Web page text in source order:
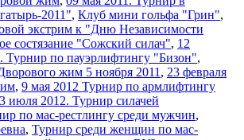
2011", Клуб мини гольфа "Грин",
экстрим к "Дню Независимости
состязание "Сожский силач", 12
Турнир по пауэрлифтингу "Бизон",
жим 5 ноября 2011 , 23 февраля
, 9 мая 2012 Турнир по армлифтингу
3 июля 2012. Турнир силачей
по мас-рестлингу среди мужчин,
, Турнир среди женщин по мас-